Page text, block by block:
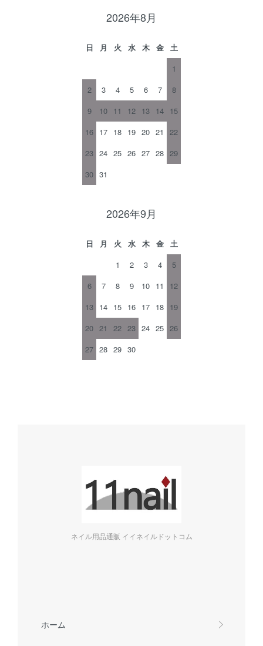
2026年8月
日 月 火 水 木 金
土
1
2
3 4 5 6 7
8
9
10 11 12 13 14 15
16 17 18 19 20 21
22
23 24 25 26 27 28 29
30 31
2026年9月
日 月 火 水 木 金
土
1
2 3 4
5
6
7 8 9 10 11
12
13 14 15 16 17 18 19
20 21 22 23 24 25 26
27 28 29 30
ネイル用品通販 イイネイルドットコム
ホーム